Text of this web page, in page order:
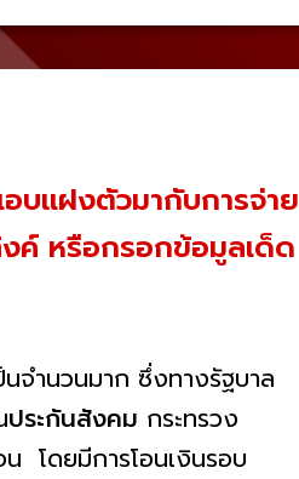
บแฝงตัวมากับการจ่าย
ค์ หรือกรอกข้อมูลเด็ด
จำนวนมาก ซึ่งทางรัฐบาล
ประกันสังคม กระทรวง
โดยมีการโอนเงินรอบ